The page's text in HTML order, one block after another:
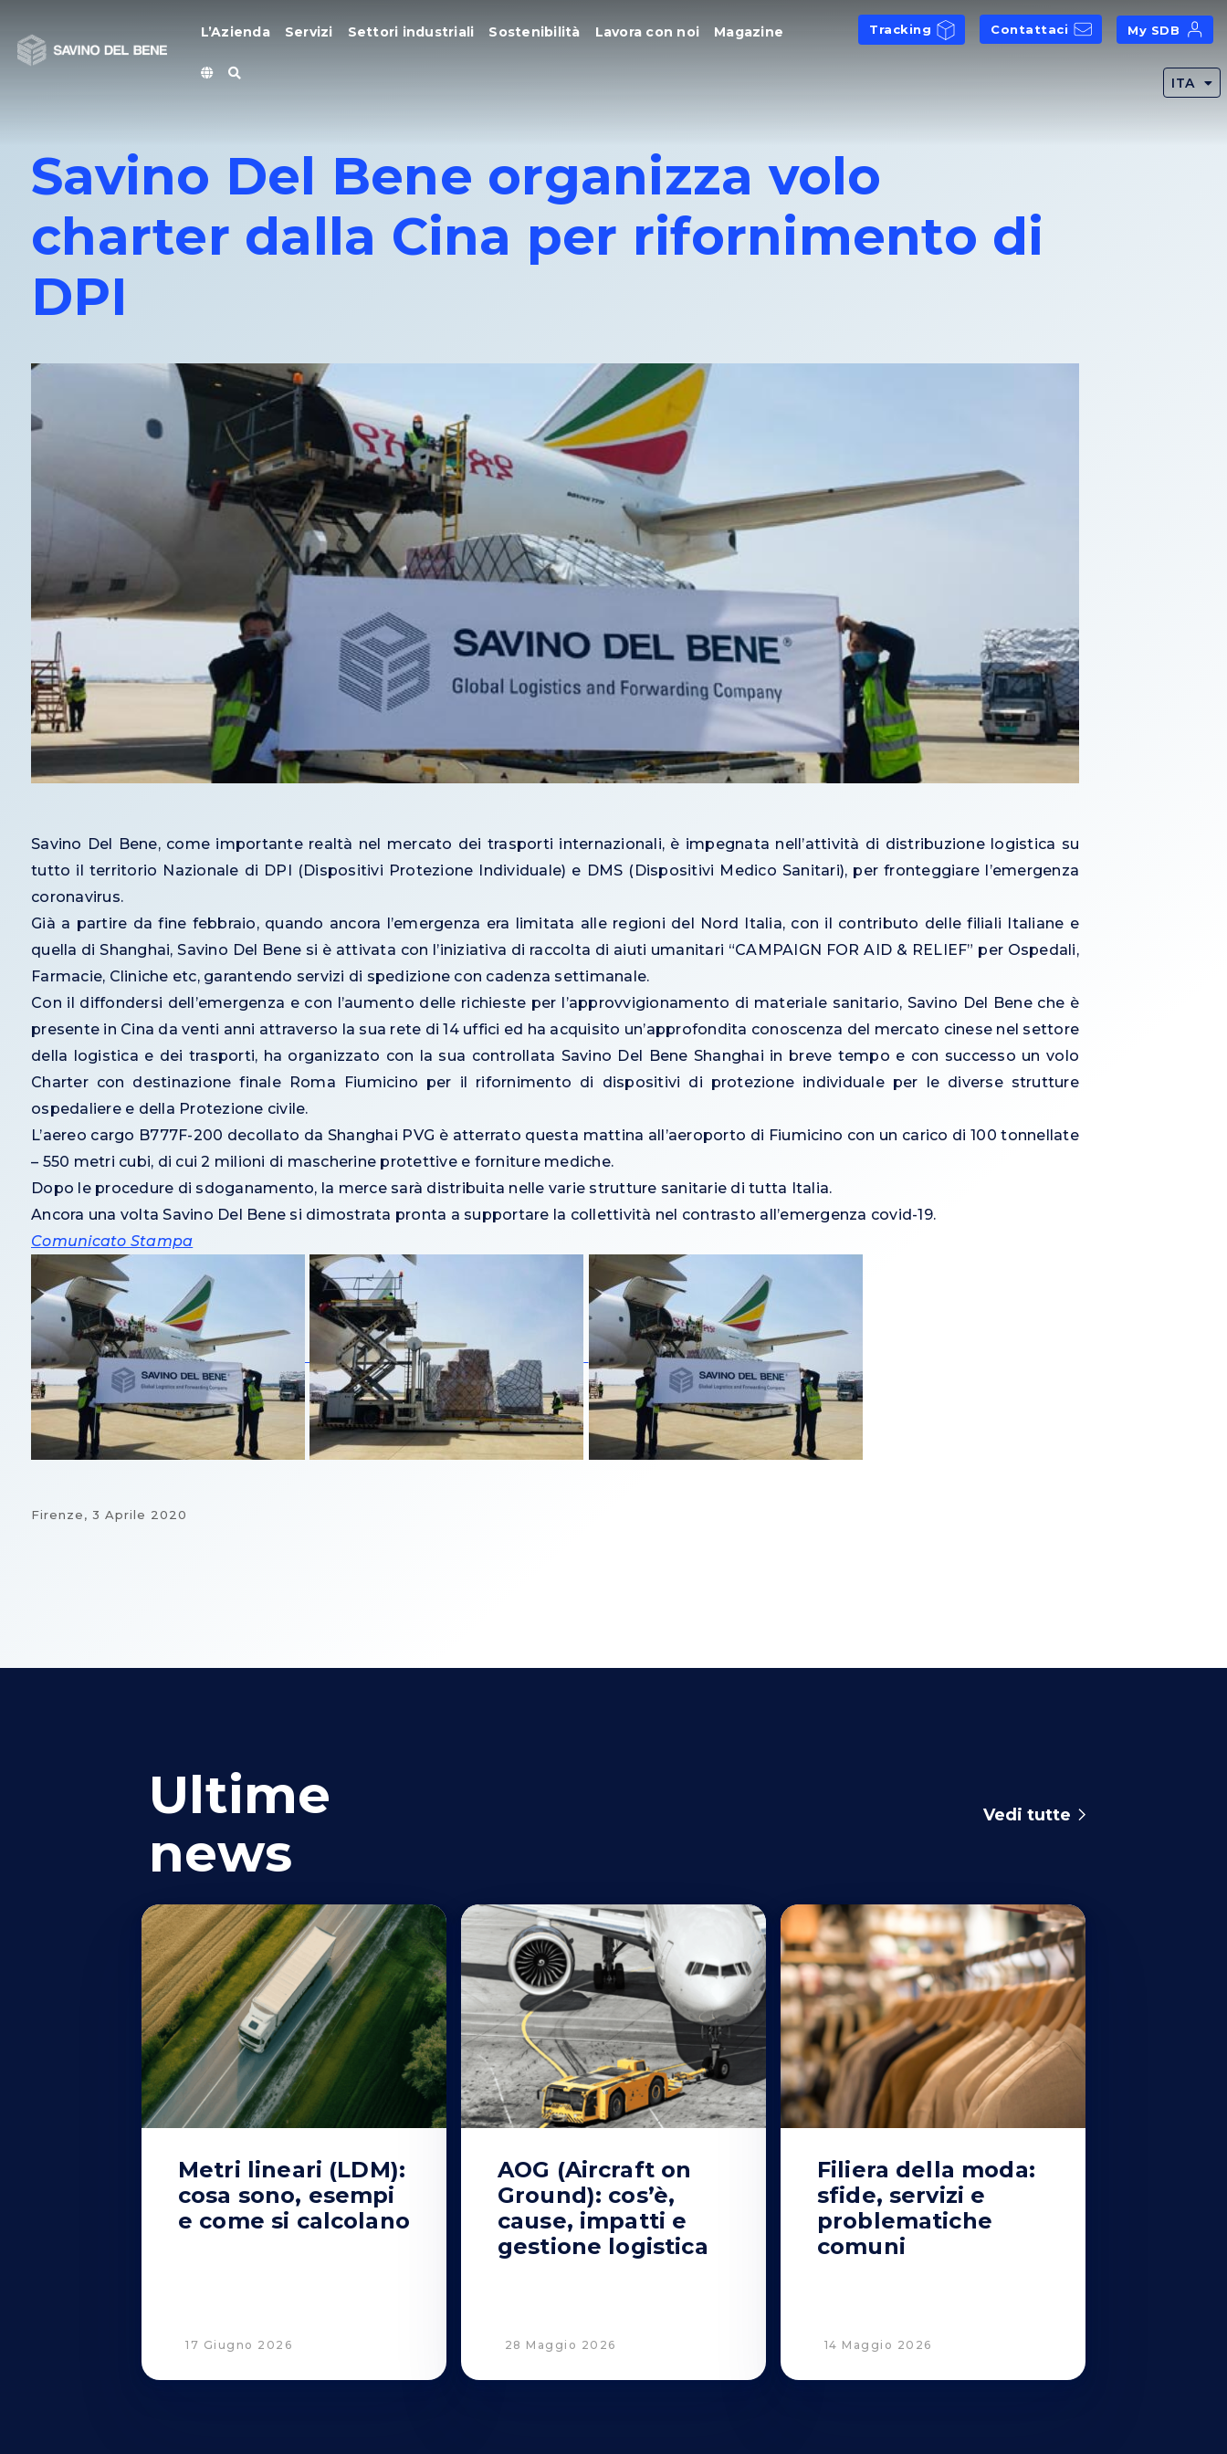
contenuto
L’Azienda Servizi Settori industriali Sostenibilità Lavora con noi Magazine Tracking Contattaci My SDB
ITA
Savino Del Bene organizza volo
charter dalla Cina per rifornimento di
DPI
Savino Del Bene, come importante realtà nel mercato dei trasporti internazionali, è impegnata nell’attività di distribuzione logistica su
tutto il territorio Nazionale di DPI (Dispositivi Protezione Individuale) e DMS (Dispositivi Medico Sanitari), per fronteggiare l’emergenza
coronavirus.
Già a partire da fine febbraio, quando ancora l’emergenza era limitata alle regioni del Nord Italia, con il contributo delle filiali Italiane e
quella di Shanghai, Savino Del Bene si è attivata con l’iniziativa di raccolta di aiuti umanitari “CAMPAIGN FOR AID & RELIEF” per Ospedali,
Farmacie, Cliniche etc, garantendo servizi di spedizione con cadenza settimanale.
Con il diffondersi dell’emergenza e con l’aumento delle richieste per l’approvvigionamento di materiale sanitario, Savino Del Bene che è
presente in Cina da venti anni attraverso la sua rete di 14 uffici ed ha acquisito un’approfondita conoscenza del mercato cinese nel settore
della logistica e dei trasporti, ha organizzato con la sua controllata Savino Del Bene Shanghai in breve tempo e con successo un volo
Charter con destinazione finale Roma Fiumicino per il rifornimento di dispositivi di protezione individuale per le diverse strutture
ospedaliere e della Protezione civile.
L’aereo cargo B777F-200 decollato da Shanghai PVG è atterrato questa mattina all’aeroporto di Fiumicino con un carico di 100 tonnellate
– 550 metri cubi, di cui 2 milioni di mascherine protettive e forniture mediche.
Dopo le procedure di sdoganamento, la merce sarà distribuita nelle varie strutture sanitarie di tutta Italia.
Ancora una volta Savino Del Bene si dimostrata pronta a supportare la collettività nel contrasto all’emergenza covid-19.
Comunicato Stampa
Firenze, 3 Aprile 2020
Ultime
news
Vedi tutte
Metri lineari (LDM):
cosa sono, esempi
e come si calcolano
17 Giugno 2026
AOG (Aircraft on
Ground): cos’è,
cause, impatti e
gestione logistica
28 Maggio 2026
Filiera della moda:
sfide, servizi e
problematiche
comuni
14 Maggio 2026